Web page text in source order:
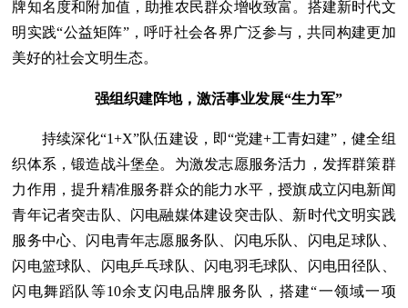
牌知名度和附加值，助推农民群众增收致富。搭建新时代文
明实践“公益矩阵”，呼吁社会各界广泛参与，共同构建更加
美好的社会文明生态。
强组织建阵地，激活事业发展“生力军”
持续深化“1+X”队伍建设，即“党建+工青妇建”，健全组
织体系，锻造战斗堡垒。为激发志愿服务活力，发挥群策群
力作用，提升精准服务群众的能力水平，授旗成立闪电新闻
青年记者突击队、闪电融媒体建设突击队、新时代文明实践
服务中心、闪电青年志愿服务队、闪电乐队、闪电足球队、
闪电篮球队、闪电乒乓球队、闪电羽毛球队、闪电田径队、
闪电舞蹈队等10余支闪电品牌服务队，搭建“一领域一项